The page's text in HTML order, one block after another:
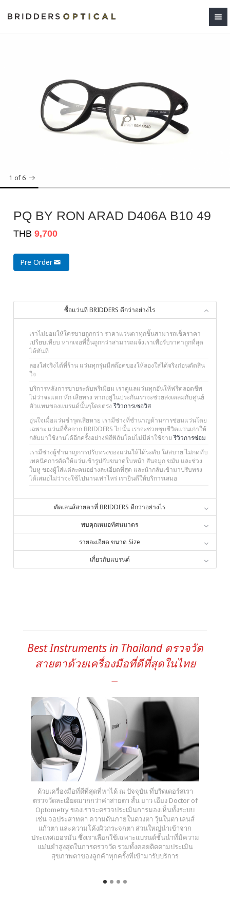
1 of 6
PQ BY RON ARAD D406A B10 49
THB 9,700
Pre Order
ซื้อแว่นที่ BRIDDERS ดีกว่าอย่างไร
เราไม่ยอมให้ใครขายถูกกว่า ราคาแว่นตาทุกชิ้นสามารถเช็คราคา
เปรียบเทียบ หากเจอที่อื่นถูกกว่าสามารถแจ้งเราเพื่อรับราคาถูกที่สุด
ได้ทันที
ลองใส่จริงได้ที่ร้าน แว่นทุกรุ่นมีสต๊อคของให้ลองใส่ได้จริงก่อนตัดสิน
ใจ
บริการหลังการขายระดับพรีเมี่ยม เราดูแลแว่นทุกอันให้ฟรีตลอดชีพ
ไม่ว่าจะแตก หัก เสียทรง หากอยู่ในประกันเราจะช่วยส่งเคลมกับศูนย์
ตัวแทนของแบรนด์นั้นๆโดยตรงรีวิวการเซอวิส
อุ่นใจเมื่อแว่นชำรุดเสียหาย เรามีช่างที่ชำนาญด้านการซ่อมแว่นโดย
เฉพาะ แว่นที่ซื้อจาก BRIDDERS ไปนั้น เราจะช่วยชุบชีวิตแว่นเก่าให้
กลับมาใช้งานได้อีกครั้งอย่างพิถีพิถันโดยไม่มีค่าใช้จ่ายรีวิวการซ่อม
เรามีช่างผู้ชำนาญการปรับทรงของแว่นให้ได้ระดับ ใส่สบาย ไม่กดทับ
เทคนิคการดัดให้แว่นเข้ารูปกับขนาดใบหน้า สันจมูก ขมับ และช่วง
ใบหู ของผู้ใส่แต่ละคนอย่างละเอียดที่สุด และนำกลับเข้ามาปรับทรง
ได้เสมอไม่ว่าจะใช้ไปนานเท่าไหร่ เรายินดีให้บริการเสมอ
ตัดเลนส์สายตาที่ BRIDDERS ดีกว่าอย่างไร
พบคุณหมอทัศนมาตร
รายละเอียด ขนาด Size
เกี่ยวกับแบรนด์
Best Instruments in Thailand ตรวจวัด
สายตาด้วยเครื่องมือที่ดีที่สุดในไทย
ด้วยเครื่องมือที่ดีที่สุดที่หาได้ ณ ปัจจุบัน ที่บริดเดอร์สเรา
ตรวจวัดละเอียดมากกว่าค่าสายตา สั้น ยาว เอียง Doctor of
Optometry ของเราจะตรวจประเมินการมองเห็นทั้งระบบ
เช่น จอประสาทตา ความดันภายในดวงตา วุ้นในตา เลนส์
แก้วตา และความโค้งผิวกระจกตา ส่วนใหญ่นำเข้าจาก
ประเทศเยอรมัน ซึ่งเราเลือกใช้เฉพาะแบรนด์ชั้นนำที่มีความ
แม่นยำสูงสุดในการตรวจวัด รวมทั้งคอยติดตามประเมิน
สุขภาพตาของลูกค้าทุกครั้งที่เข้ามารับบริการ